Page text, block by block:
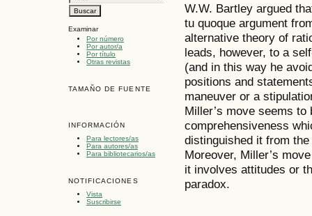
Examinar
Por número
Por autor/a
Por título
Otras revistas
TAMAÑO DE FUENTE
INFORMACIÓN
Para lectores/as
Para autores/as
Para bibliotecarios/as
NOTIFICACIONES
Vista
Suscribirse
W.W. Bartley argued
tu quoque argument
alternative theory of
leads, however, to a
(and in this way he
positions and
maneuver or a
Miller’s move seems
comprehensiveness
distinguished it from
Moreover, Miller’s
it involves attitudes or
paradox.